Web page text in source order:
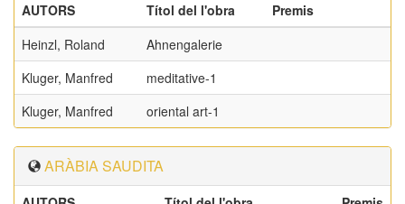
AUTORS Títol del l'obra
Premis
Heinzl, Roland
Ahnengalerie
Kluger, Manfred
meditative-1
Kluger, Manfred
oriental art-1
ARÀBIA SAUDITA